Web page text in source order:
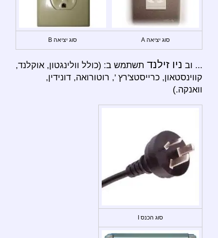
סוג יציאה A סוג יציאה B
... וב ניו זילנד תשתמש ב: (כולל וולינגטון, אוקלנד,
קווינסטאון, כרייסטצ'רץ ', רוטורואה, דונידין,
וואנקה.)
סוג הכנס I